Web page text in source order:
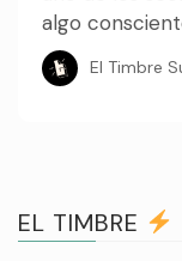
algo
El Timbre
EL TIMBRE